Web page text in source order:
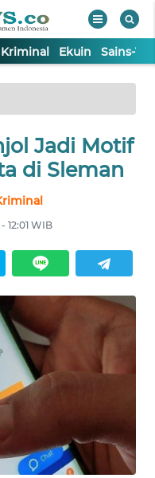
Kriminal Ekuin Sains-
Jadi Motif
di Sleman
12:01 WIB